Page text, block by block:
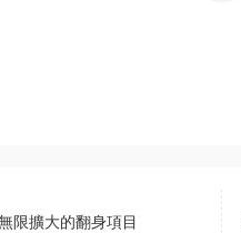
限擴大的翻身項目